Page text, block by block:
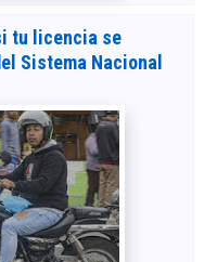
tu licencia se
Sistema Nacional